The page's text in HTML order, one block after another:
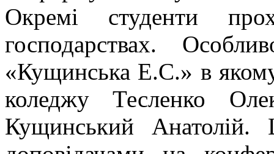
Окремі студенти
господарствах.
«Кущинська Е.С.» в
коледжу Тесленко
Кущинський Анатолій.